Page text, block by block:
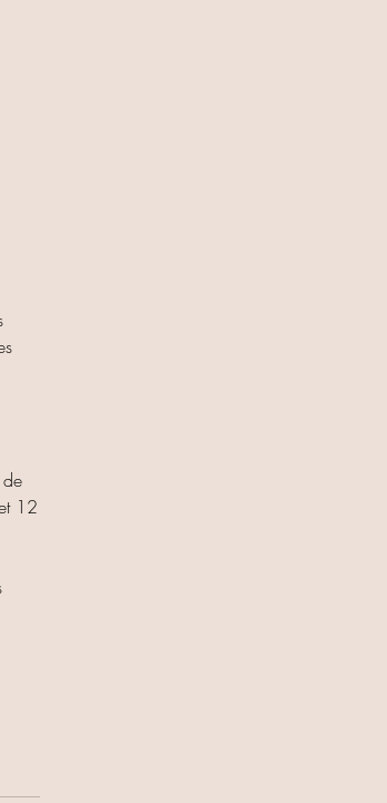
de
12